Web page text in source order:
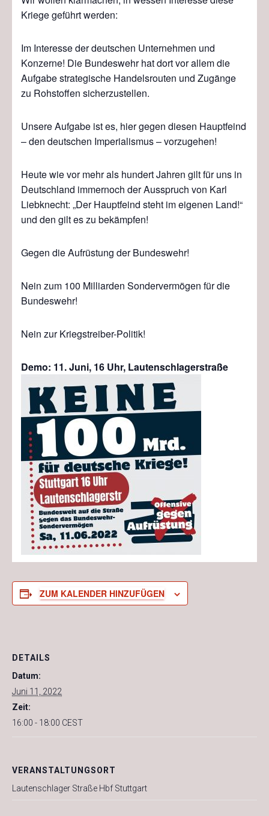
Kriege geführt werden:
Im Interesse der deutschen Unternehmen und
Konzerne! Die Bundeswehr hat dort vor allem die
Aufgabe strategische Handelsrouten und Zugänge
zu Rohstoffen sicherzustellen.
Unsere Aufgabe ist es, hier gegen diesen Hauptfeind
– den deutschen Imperialismus – vorzugehen!
Heute wie vor mehr als hundert Jahren gilt für uns in
Deutschland immernoch der Ausspruch von Karl
Liebknecht: „Der Hauptfeind steht im eigenen Land!“
und den gilt es zu bekämpfen!
Gegen die Aufrüstung der Bundeswehr!
Nein zum 100 Milliarden Sondervermögen für die
Bundeswehr!
Nein zur Kriegstreiber-Politik!
Demo: 11. Juni, 16 Uhr, Lautenschlagerstraße
ZUM KALENDER HINZUFÜGEN
DETAILS
Datum:
Juni 11, 2022
Zeit:
16:00 - 18:00 CEST
VERANSTALTUNGSORT
Lautenschlager Straße Hbf Stuttgart